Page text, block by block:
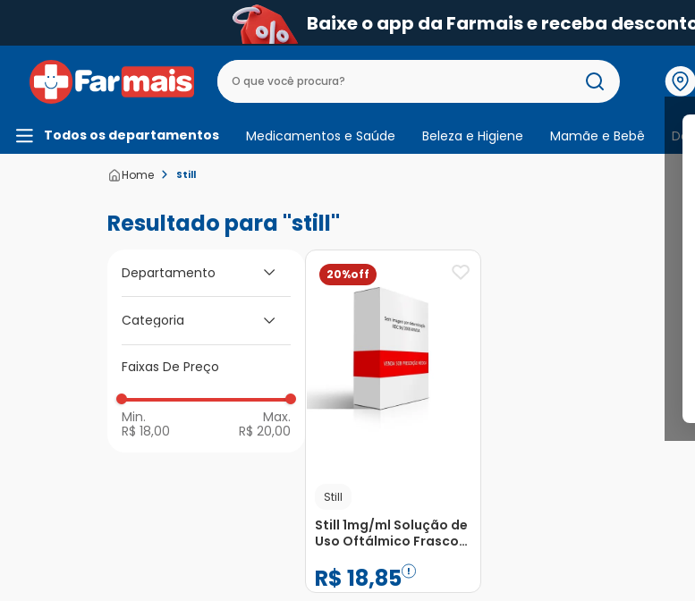
Baixe o app da Farmais e receba
Todos os departamentos Medicamentos e Saúde Beleza e Higiene Mamãe e Bebê
Still
still
Departamento
Medicamentos e
Saúde
Categoria
Para os Olhos
Faixas De Preço
R$ 18,00 R$ 20,00
20%
Still
Still 1mg/ml Solução de
Uso Oftálmico Frasco
R$ 18,85